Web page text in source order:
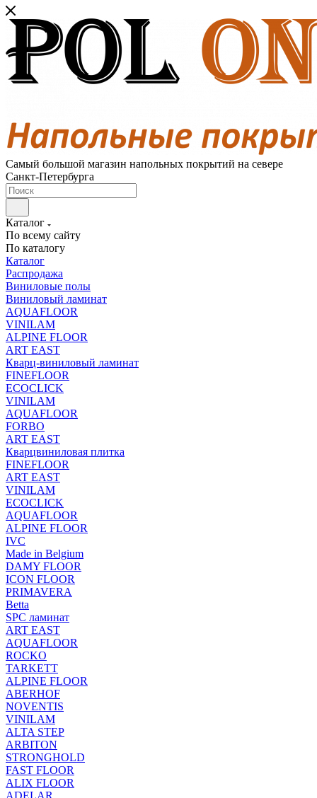
Самый большой магазин напольных покрытий на севере
Санкт-Петербурга
Каталог
По всему сайту
По каталогу
Каталог
Распродажа
Виниловые полы
Виниловый ламинат
AQUAFLOOR
VINILAM
ALPINE FLOOR
ART EAST
Кварц-виниловый ламинат
FINEFLOOR
ECOCLICK
VINILAM
AQUAFLOOR
FORBO
ART EAST
Кварцвиниловая плитка
FINEFLOOR
ART EAST
VINILAM
ECOCLICK
AQUAFLOOR
ALPINE FLOOR
IVC
Made in Belgium
DAMY FLOOR
ICON FLOOR
PRIMAVERA
Betta
SPC ламинат
ART EAST
AQUAFLOOR
ROCKO
TARKETT
ALPINE FLOOR
ABERHOF
NOVENTIS
VINILAM
ALTA STEP
ARBITON
STRONGHOLD
FAST FLOOR
ALIX FLOOR
ADELAR